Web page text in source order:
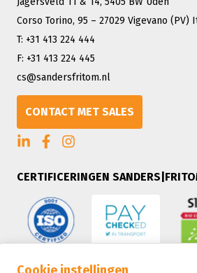
Corso Torino, 95 – 27029 Vigevano (PV)
T: +31 413 224 444
F: +31 413 224 445
cs@sandersfritom.nl
CONTACT MET SALES
CERTIFICERINGEN